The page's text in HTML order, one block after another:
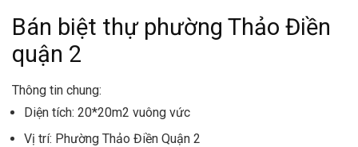
Bán biệt thự phường Thảo Điền
quận 2
Thông tin chung:
Diện tích: 20*20m2 vuông vức
Vị trí: Phường Thảo Điền Quận 2